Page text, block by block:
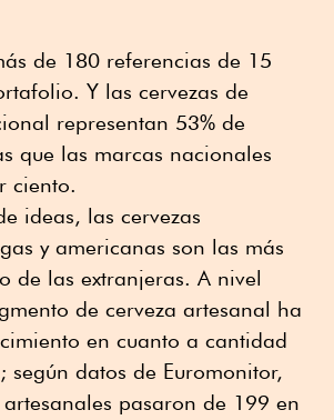
de 180 referencias de 15
Y las cervezas de
representan 53% de
que las marcas nacionales
ciento.
ideas, las cervezas
y americanas son las más
de las extranjeras. A nivel
de cerveza artesanal ha
en cuanto a cantidad
según datos de Euromonitor,
pasaron de 199 en